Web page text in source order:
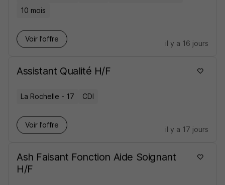
10 mois
Voir l’offre
il y a 16 jours
Assistant Qualité H/F
La Rochelle - 17 CDI
Voir l’offre
il y a 17 jours
Ash Faisant Fonction Aide Soignant
H/F